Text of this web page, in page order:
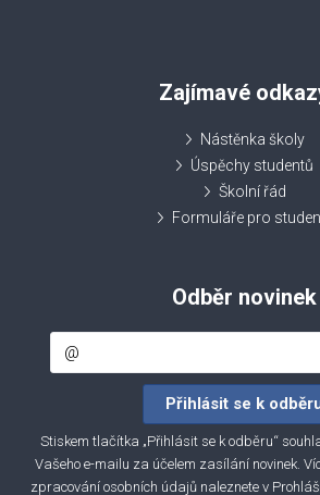
Zajímavé
Nástěnka školy
Úspěchy studentů
Školní řád
Formuláře pro
Odběr novinek
Stiskem tlačítka „Přihlásit se k odběru“
Vašeho e-mailu za účelem zasílání novinek.
zpracování osobních údajů naleznete v